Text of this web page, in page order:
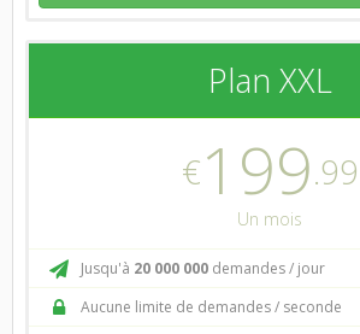
Plan XXL
€199.99
Un mois
Jusqu'à 20 000 000 demandes / jour
Aucune limite de demandes / seconde